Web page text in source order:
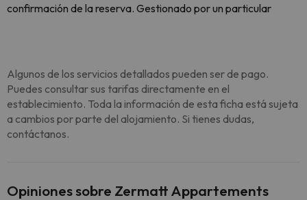
confirmación de la reserva. Gestionado por un particular
Algunos de los servicios detallados pueden ser de pago.
Puedes consultar sus tarifas directamente en el
establecimiento. Toda la información de esta ficha está sujeta
a cambios por parte del alojamiento. Si tienes dudas,
contáctanos.
Opiniones sobre Zermatt Appartements